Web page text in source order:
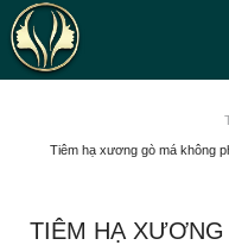
Tiêm hạ xương gò má không
TIÊM HẠ